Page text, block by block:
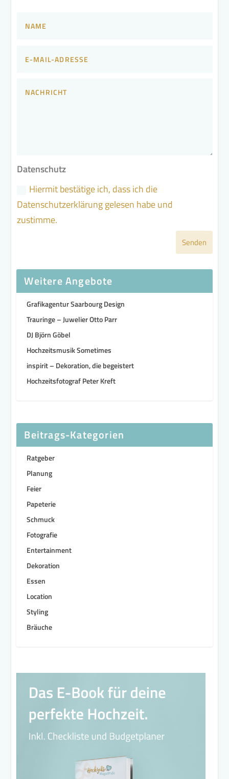
Datenschutz
Hiermit bestätige ich, dass ich die
Datenschutzerklärung gelesen habe und
zustimme.
Senden
Weitere Angebote
Grafikagentur Saarbourg Design
Trauringe – Juwelier Otto Parr
DJ Björn Göbel
Hochzeitsmusik Sometimes
inspirit – Dekoration, die begeistert
Hochzeitsfotograf Peter Kreft
Beitrags-Kategorien
Ratgeber
Planung
Feier
Papeterie
Schmuck
Fotografie
Entertainment
Dekoration
Essen
Location
Styling
Bräuche